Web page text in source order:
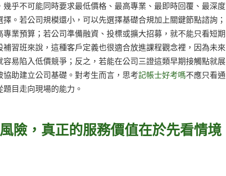
乎不可能同時要求最低價格、最高專業、最即時回覆、最深度
。若公司規模還小，可以先選擇基礎合規加上關鍵節點諮詢；
業預算；若公司準備融資、投標或擴大招募，就不能只看短期
習班來說，這種客戶定義也很適合放進課程觀念裡，因為未來
易陷入低價競爭；反之，若能在公司三證這類早期接觸點就展
助建立公司基礎。對考生而言，思考記帳士好考嗎不應只看通
目走向現場的能力。
險，真正的服務價值在於先看情境